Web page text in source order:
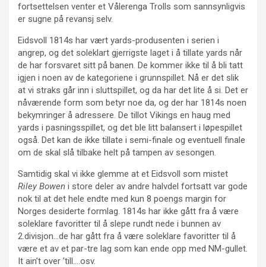
fortsettelsen venter et Vålerenga Trolls som sannsynligvis
er sugne på revansj selv.
Eidsvoll 1814s har vært yards-produsenten i serien i
angrep, og det soleklart gjerrigste laget i å tillate yards når
de har forsvaret sitt på banen. De kommer ikke til å bli tatt
igjen i noen av de kategoriene i grunnspillet. Nå er det slik
at vi straks går inn i sluttspillet, og da har det lite å si. Det er
nåværende form som betyr noe da, og der har 1814s noen
bekymringer å adressere. De tillot Vikings en haug med
yards i pasningsspillet, og det ble litt balansert i løpespillet
også. Det kan de ikke tillate i semi-finale og eventuell finale
om de skal slå tilbake helt på tampen av sesongen.
Samtidig skal vi ikke glemme at et Eidsvoll som mistet
Riley Bowen i store deler av andre halvdel fortsatt var gode
nok til at det hele endte med kun 8 poengs margin for
Norges desiderte formlag. 1814s har ikke gått fra å være
soleklare favoritter til å slepe rundt nede i bunnen av
2.divisjon…de har gått fra å være soleklare favoritter til å
være et av et par-tre lag som kan ende opp med NM-gullet.
It ain’t over ’till….osv.